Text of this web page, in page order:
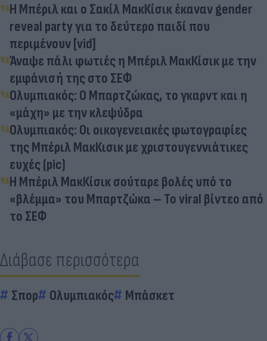
Η Μπέριλ και ο Σακίλ ΜακΚίσικ έκαναν gender
reveal party για το δεύτερο παιδί που
περιμένουν [vid]
Άναψε πάλι φωτιές η Μπέριλ ΜακΚίσικ με την
εμφάνισή της στο ΣΕΦ
Ολυμπιακός: Ο Μπαρτζώκας, το γκαρντ και η
«μάχη» με την κλεψύδρα
Ολυμπιακός: Οι οικογενειακές φωτογραφίες
της Μπέριλ ΜακΚισικ με χριστουγεννιάτικες
ευχές (pic)
Η Μπέριλ ΜακΚίσικ σούταρε βολές υπό το
«βλέμμα» του Μπαρτζώκα – Το viral βίντεο από
το ΣΕΦ
Διάβασε περισσότερα
Σπορ Ολυμπιακός Μπάσκετ